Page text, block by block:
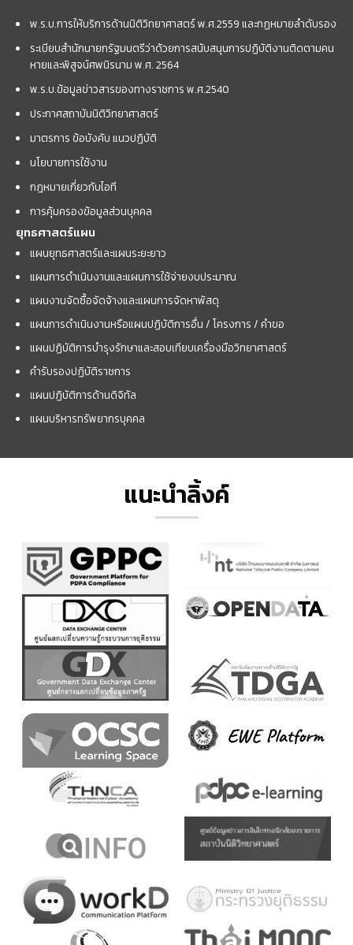
พ.ร.บ.การให้บริการด้านนิติวิทยาศาสตร์ พ.ศ.2559 และกฏหมายลำดับรอง
ระเบียบสำนักนายกรัฐมนตรีว่าด้วยการสนับสนุนการปฏิบัติงานติดตามคน
หายและพิสูจน์ศพนิรนาม พ.ศ. 2564
พ.ร.บ.ข้อมูลข่าวสารของทางราชการ พ.ศ.2540
ประกาศสถาบันนิติวิทยาศาสตร์
มาตรการ ข้อบังคับ แนวปฏิบัติ
นโยบายการใช้งาน
กฎหมายเกี่ยวกับไอที
การคุ้มครองข้อมูลส่วนบุคคล
ยุทธศาสตร์แผน
แผนยุทธศาสตร์และแผนระยะยาว
แผนการดำเนินงานและแผนการใช้จ่ายงบประมาณ
แผนงานจัดซื้อจัดจ้างและแผนการจัดหาพัสดุ
แผนการดำเนินงานหรือแผนปฏิบัติการอื่น / โครงการ / คำขอ
แผนปฏิบัติการบำรุงรักษาและสอบเทียบเครื่องมือวิทยาศาสตร์
คำรับรองปฏิบัติราชการ
แผนปฏิบัติการด้านดิจิทัล
แผนบริหารทรัพยากรบุคคล
แนะนำลิ้งค์